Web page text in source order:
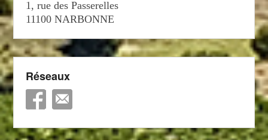
1, rue des Passerelles
11100 NARBONNE
Réseaux